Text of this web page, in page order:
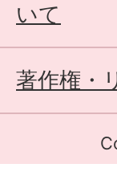
いて
著作権・